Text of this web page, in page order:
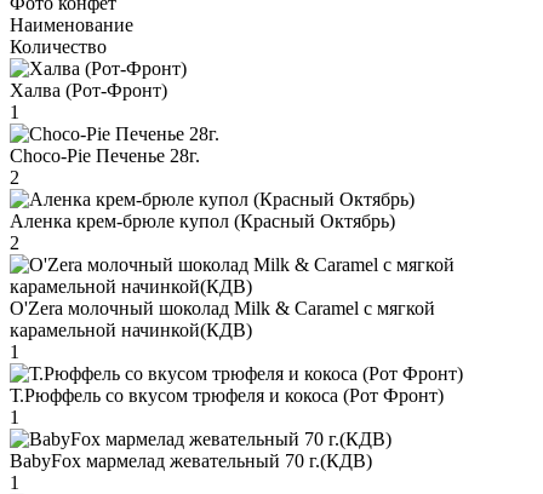
Наименование
Количество
Халва (Рот-Фронт)
1
Choco-Pie Печенье 28г.
2
Аленка крем-брюле купол (Красный Октябрь)
2
O'Zera молочный шоколад Milk & Caramel с мягкой
карамельной начинкой(КДВ)
1
Т.Рюффель со вкусом трюфеля и кокоса (Рот Фронт)
1
BabyFox мармелад жевательный 70 г.(КДВ)
1